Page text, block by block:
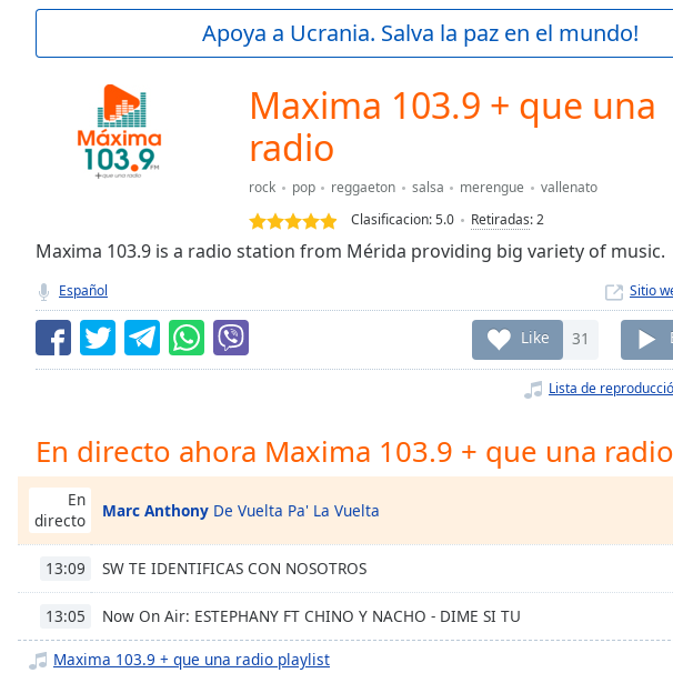
Current
live,
behind
LIVE
Remaining
Time-
Playback
Rate
Chapters
Descriptions
descriptions
off,
Apoya a Ucrania. Salva la paz en el mundo!
Maxima 103.9 + que una
radio
rock pop reggaeton salsa merengue
vallenato
Clasificacion:5.0 Retiradas:2
Maxima 103.9 is a radio station from Mérida providing big variety of music.
Español Sitio
Like 31
Lista de
En directo ahora Maxima 103.9 + que una radio
En
directo
Marc Anthony De Vuelta Pa' La Vuelta
13:09 SW TE IDENTIFICAS CON NOSOTROS
13:05 Now On Air: ESTEPHANY FT CHINO Y NACHO - DIME SI TU
Maxima 103.9 + que una radio playlist